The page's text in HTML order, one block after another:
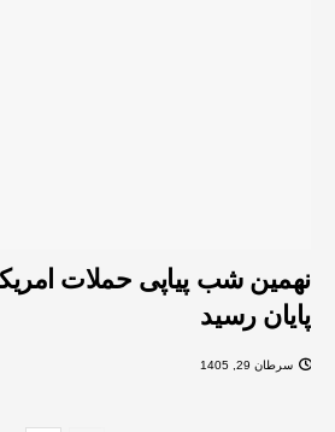
نهمین شب پیاپی حملات
پایان رسید
سرطان 29, 1405